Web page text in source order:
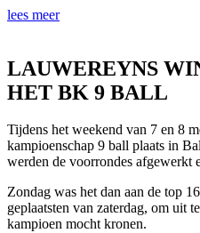
lees meer
LAUWEREYNS
HET BK 9 BALL
Tijdens het weekend van 7 en 8
kampioenschap 9 ball plaats in
werden de voorrondes afgewerkt
Zondag was het dan aan de top
geplaatsten van zaterdag, om uit
kampioen mocht kronen.